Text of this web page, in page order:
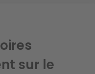
sur le